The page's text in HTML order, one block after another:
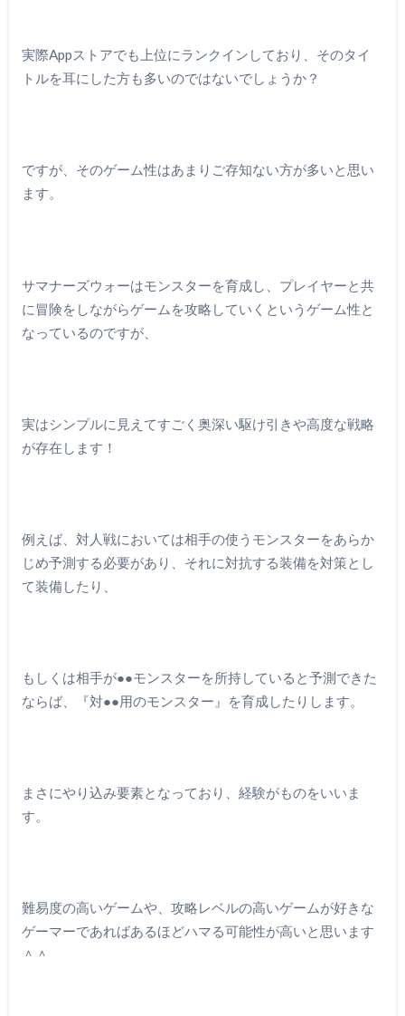
実際Appストアでも上位にランクインしており、そのタイ
トルを耳にした方も多いのではないでしょうか？
ですが、そのゲーム性はあまりご存知ない方が多いと思い
ます。
サマナーズウォーはモンスターを育成し、プレイヤーと共
に冒険をしながらゲームを攻略していくというゲーム性と
なっているのですが、
実はシンプルに見えてすごく奥深い駆け引きや高度な戦略
が存在します！
例えば、対人戦においては相手の使うモンスターをあらか
じめ予測する必要があり、それに対抗する装備を対策とし
て装備したり、
もしくは相手が●●モンスターを所持していると予測できた
ならば、『対●●用のモンスター』を育成したりします。
まさにやり込み要素となっており、経験がものをいいま
す。
難易度の高いゲームや、攻略レベルの高いゲームが好きな
ゲーマーであればあるほどハマる可能性が高いと思います
＾＾